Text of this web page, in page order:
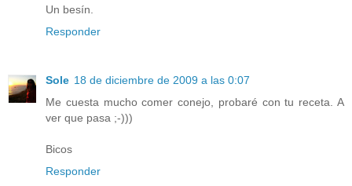
Un besín.
Responder
Sole 18 de diciembre de 2009 a las 0:07
Me cuesta mucho comer conejo, probaré con tu receta. A
ver que pasa ;-)))
Bicos
Responder